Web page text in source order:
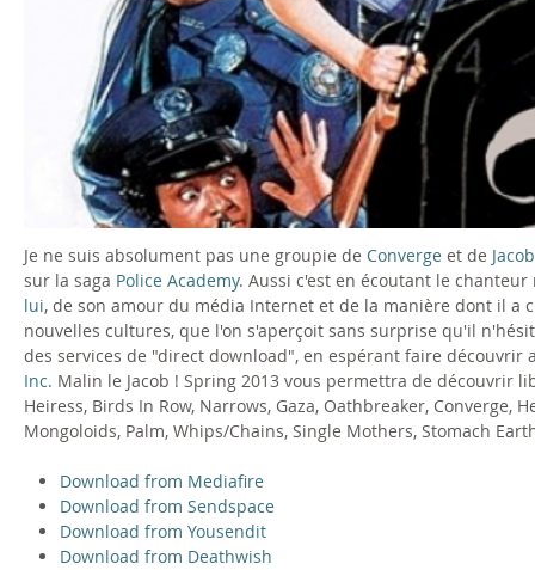
Je ne suis absolument pas une groupie de Converge et de
sur la saga Police Academy. Aussi c'est en écoutant le
lui, de son amour du média Internet et de la manière dont il a
nouvelles cultures, que l'on s'aperçoit sans surprise qu'il
des services de "direct download", en espérant faire
Inc. Malin le Jacob ! Spring 2013 vous permettra de découvrir
Heiress, Birds In Row, Narrows, Gaza, Oathbreaker, Converge,
Mongoloids, Palm, Whips/Chains, Single Mothers, Stomach
Download from Mediafire
Download from Sendspace
Download from Yousendit
Download from Deathwish